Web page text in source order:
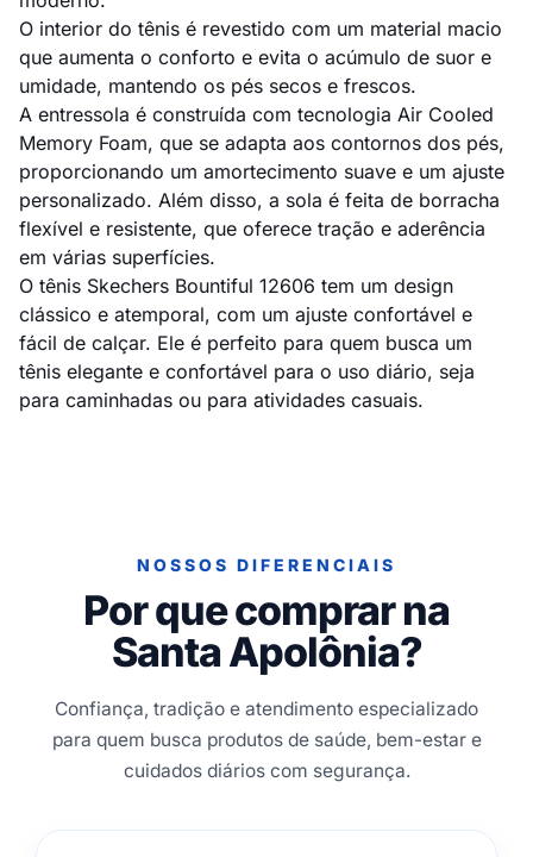
O interior do tênis é revestido com um material macio
que aumenta o conforto e evita o acúmulo de suor e
umidade, mantendo os pés secos e frescos.
A entressola é construída com tecnologia Air Cooled
Memory Foam, que se adapta aos contornos dos pés,
proporcionando um amortecimento suave e um ajuste
personalizado. Além disso, a sola é feita de borracha
flexível e resistente, que oferece tração e aderência
em várias superfícies.
O tênis Skechers Bountiful 12606 tem um design
clássico e atemporal, com um ajuste confortável e
fácil de calçar. Ele é perfeito para quem busca um
tênis elegante e confortável para o uso diário, seja
para caminhadas ou para atividades casuais.
NOSSOS DIFERENCIAIS
Por que comprar na
Santa Apolônia?
Confiança, tradição e atendimento especializado
para quem busca produtos de saúde, bem-estar e
cuidados diários com segurança.